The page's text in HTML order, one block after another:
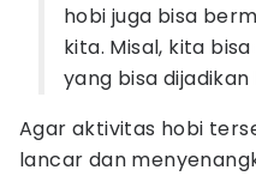
hobi juga bisa
kita. Misal, kita
yang bisa
Agar aktivitas hobi
lancar dan